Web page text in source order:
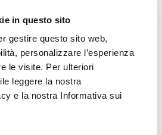
in questo sito
gestire questo sito web,
personalizzare l’esperienza
le visite. Per ulteriori
leggere la nostra
e la nostra Informativa sui